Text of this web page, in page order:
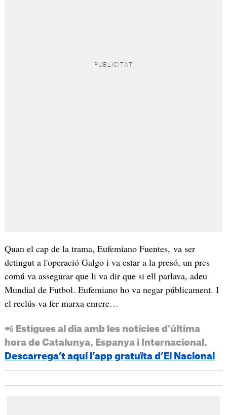
Quan el cap de la trama, Eufemiano Fuentes, va ser
detingut a l'operació Galgo i va estar a la presó, un pres
comú va assegurar que li va dir que si ell parlava, adeu
Mundial de Futbol. Eufemiano ho va negar públicament. I
el reclús va fer marxa enrere…
📲 Estigues al dia amb les notícies d’última
hora de Catalunya, Espanya i Internacional.
Descarrega’t aquí l’app gratuïta d’El Nacional